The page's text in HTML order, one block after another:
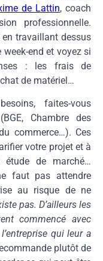
de Lattin, coach
professionnelle.
travaillant dessus
end et voyez si
: les frais de
de matériel…
faites-vous
Chambre des
commerce…). Ces
votre projet et à
étude de marché…
faut pas attendre
au risque de ne
pas. D’ailleurs les
commencé avec
qui leur a
plutôt de